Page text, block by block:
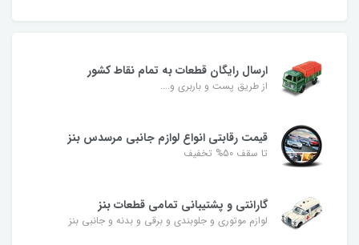
ارسال رایگان قطعات به تمام نقاط کشور
از طریق پست و باربری و....
قیمت رقابتی انواع لوازم جانبی مرسدس بنز
تا سقف 50% تخفیف
گارانتی و پشتیبانی تمامی قطعات بنز
لوازم موتوری و جلوبندی و برقی و بدنه و جانبی بنز